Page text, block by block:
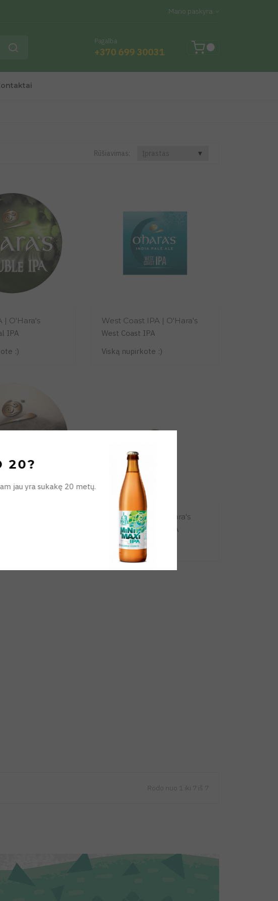
Mano paskyra
Pagalba
+370 699 30031
Rūšiavimas:
| O'Hara's
IPA
:)
West Coast IPA | O'Hara's
West Coast IPA
Viską nupirkote :)
| O'Hara's
51st State IPA | O'Hara's
IPA, New England IPA
Viską nupirkote :)
Rodo nuo 1 iki 7 iš 7
20?
jau yra sukakę 20 metų.